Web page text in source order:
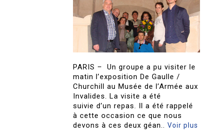
PARIS – Un groupe a pu visiter le
matin l’exposition De Gaulle /
Churchill au Musée de l’Armée aux
Invalides. La visite a été
suivie d’un repas. Il a été rappelé
à cette occasion ce que nous
devons à ces deux géan..Voir plus